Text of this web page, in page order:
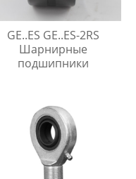
GE..ES GE..ES-2RS
Шарнирные
подшипники